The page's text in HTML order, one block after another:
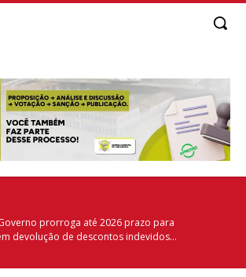
prorroga até 2026 prazo para
devolução de descontos indevidos...